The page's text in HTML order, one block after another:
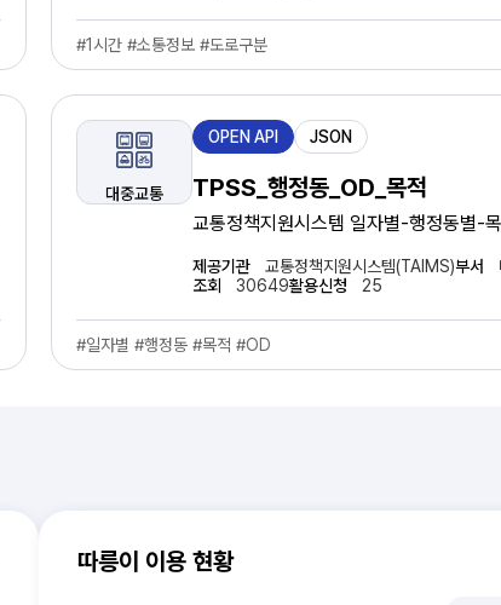
#1시간 #소통정보 #도로구분
대중교통
제
공
유
형
OPEN API JSON
TPSS_행정동_OD_목적
교통정책지원시스템 일자별-행정동별-
제공기관 교통정책지원시스템(TAIMS)부서
조회
30649활용신청 25
#일자별 #행정동 #목적 #OD
따릉이 이용 현황